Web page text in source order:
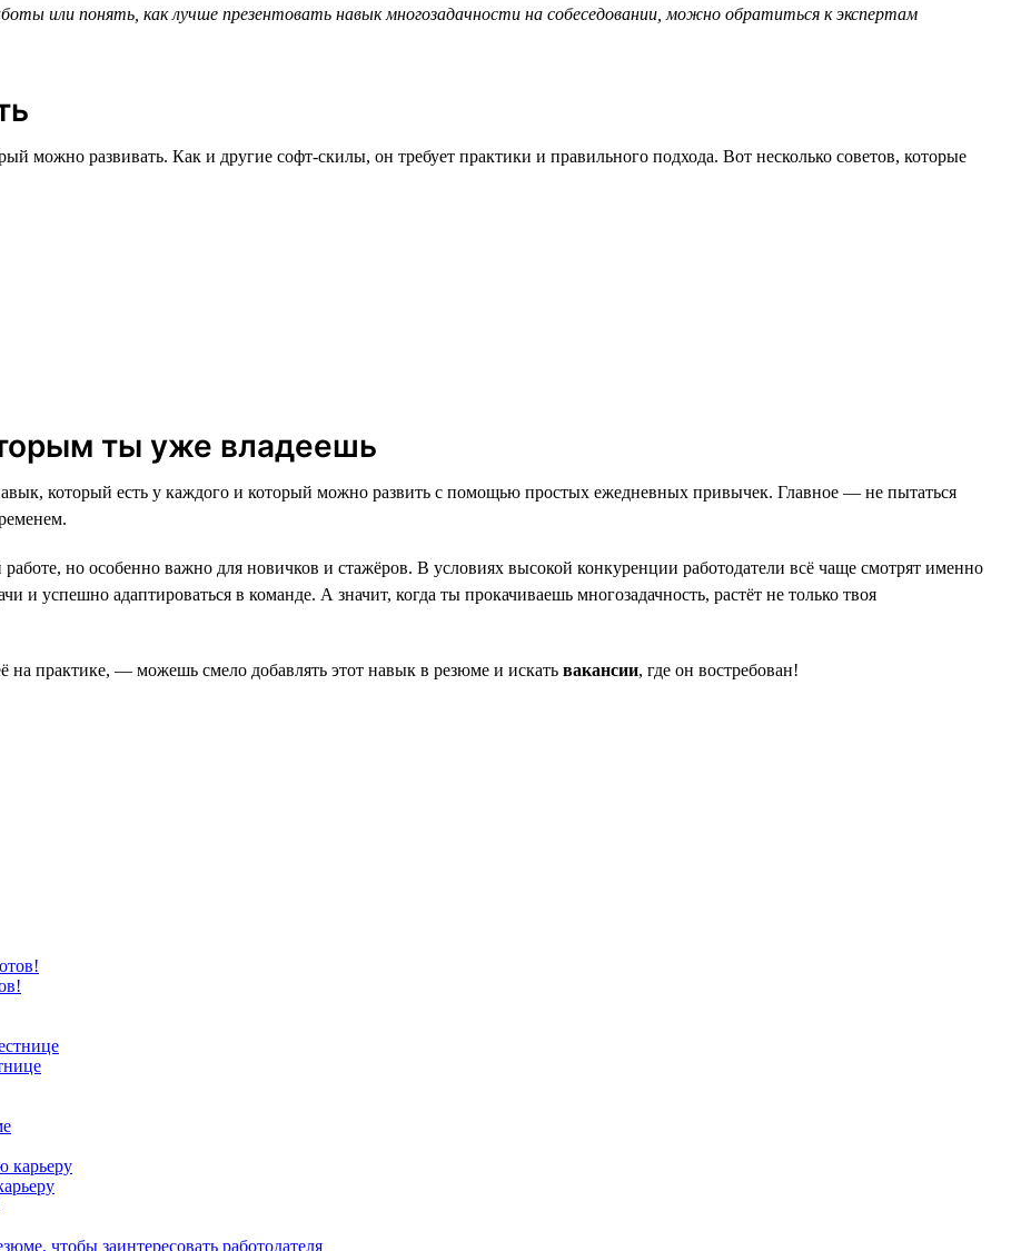
или понять, как лучше презентовать навык многозадачности на собеседовании, можно обратиться к экспертам
можно развивать. Как и другие софт-скилы, он требует практики и правильного подхода. Вот несколько советов, которые
ты уже владеешь
который есть у каждого и который можно развить с помощью простых ежедневных привычек. Главное — не пытаться
но особенно важно для новичков и стажёров. В условиях высокой конкуренции работодатели всё чаще смотрят именно
успешно адаптироваться в команде. А значит, когда ты прокачиваешь многозадачность, растёт не только твоя
на практике, — можешь смело добавлять этот навык в резюме и искать вакансии, где он востребован!